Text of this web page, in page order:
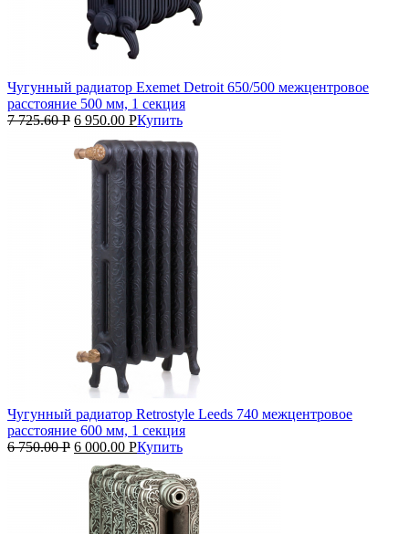
Чугунный радиатор Exemet Detroit 650/500 межцентровое
расстояние 500 мм, 1 секция
7 725.60Р 6 950.00 РКупить
Чугунный радиатор Retrostyle Leeds 740 межцентровое
расстояние 600 мм, 1 секция
6 750.00Р 6 000.00 РКупить